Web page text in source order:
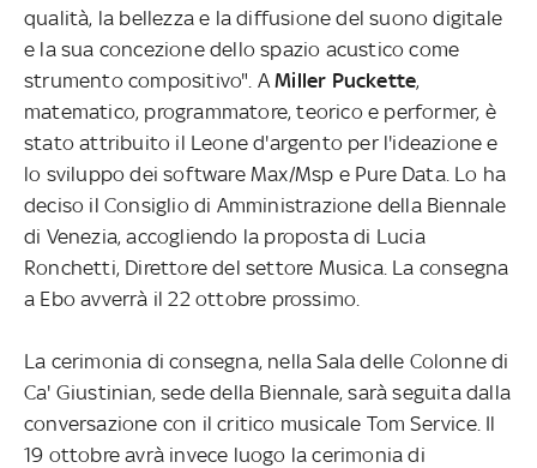
qualità, la bellezza e la diffusione del suono digitale
e la sua concezione dello spazio acustico come
strumento compositivo". AMiller Puckette,
matematico, programmatore, teorico e performer, è
stato attribuito il Leone d'argento per l'ideazione e
lo sviluppo dei software Max/Msp e Pure Data. Lo ha
deciso il Consiglio di Amministrazione della Biennale
di Venezia, accogliendo la proposta di Lucia
Ronchetti, Direttore del settore Musica. La consegna
a Ebo avverrà il 22 ottobre prossimo.
La cerimonia di consegna, nella Sala delle Colonne di
Ca' Giustinian, sede della Biennale, sarà seguita dalla
conversazione con il critico musicale Tom Service. Il
19 ottobre avrà invece luogo la cerimonia di